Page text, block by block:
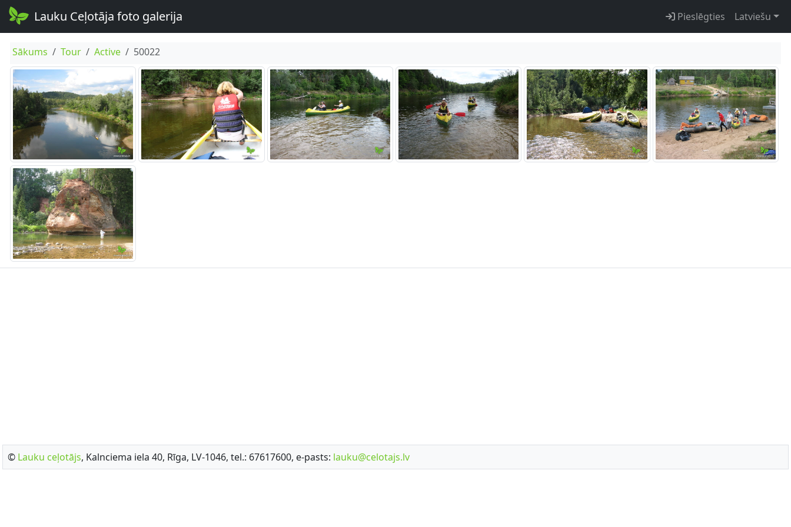
Lauku Ceļotāja foto galerija Pieslēgties Latviešu
Sākums Tour Active 50022
© Lauku ceļotājs, Kalnciema iela 40, Rīga, LV-1046, tel.: 67617600, e-pasts: lauku@celotajs.lv